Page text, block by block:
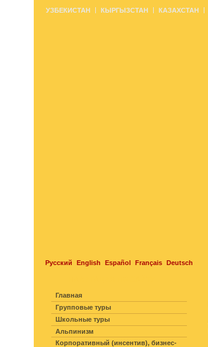
Русский English Español Français Deutsch
УЗБЕКИСТАН КЫРГЫЗСТАН КАЗАХСТАН
Главная
Групповые туры
Школьные туры
Альпинизм
Корпоративный (инсентив), бизнес-